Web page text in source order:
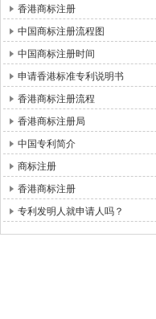
香港商标注册
中国商标注册流程图
中国商标注册时间
申请香港标准专利说明书
香港商标注册流程
香港商标注册局
中国专利简介
商标注册
香港商标注册
专利发明人就申请人吗？